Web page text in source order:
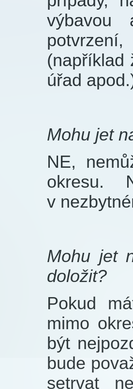
výbavou
(například
úřad
Mohu jet
NE,
okresu.
v
Mohu jet
doložit?
Pokud
mimo
být
bude
setrvat